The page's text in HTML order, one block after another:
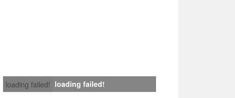
loading failed! loading failed!